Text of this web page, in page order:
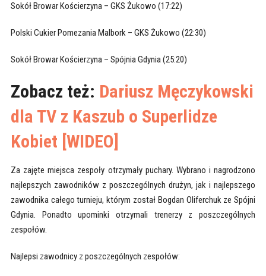
Sokół Browar Kościerzyna – GKS Żukowo (17:22)
Polski Cukier Pomezania Malbork – GKS Żukowo (22:30)
Sokół Browar Kościerzyna – Spójnia Gdynia (25:20)
Zobacz też: Dariusz Męczykowski
dla TV z Kaszub o Superlidze
Kobiet [WIDEO]
Za zajęte miejsca zespoły otrzymały puchary. Wybrano i nagrodzono
najlepszych zawodników z poszczególnych drużyn, jak i najlepszego
zawodnika całego turnieju, którym został Bogdan Oliferchuk ze Spójni
Gdynia. Ponadto upominki otrzymali trenerzy z poszczególnych
zespołów.
Najlepsi zawodnicy z poszczególnych zespołów: